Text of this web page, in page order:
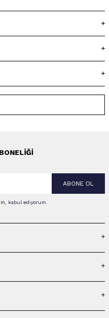
ABONE OL
kabul ediyorum.